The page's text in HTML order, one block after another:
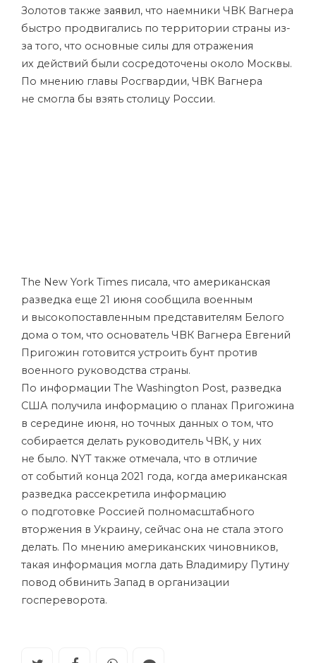
Золотов также заявил, что наемники ЧВК Вагнера
быстро продвигались по территории страны из-
за того, что основные силы для отражения
их действий были сосредоточены около Москвы.
По мнению главы Росгвардии, ЧВК Вагнера
не смогла бы взять столицу России.
The New York Times писала, что американская
разведка еще 21 июня сообщила военным
и высокопоставленным представителям Белого
дома о том, что основатель ЧВК Вагнера Евгений
Пригожин готовится устроить бунт против
военного руководства страны.
По информации The Washington Post, разведка
США получила информацию о планах Пригожина
в середине июня, но точных данных о том, что
собирается делать руководитель ЧВК, у них
не было. NYT также отмечала, что в отличие
от событий конца 2021 года, когда американская
разведка рассекретила информацию
о подготовке Россией полномасштабного
вторжения в Украину, сейчас она не стала этого
делать. По мнению американских чиновников,
такая информация могла дать Владимиру Путину
повод обвинить Запад в организации
госпереворота.